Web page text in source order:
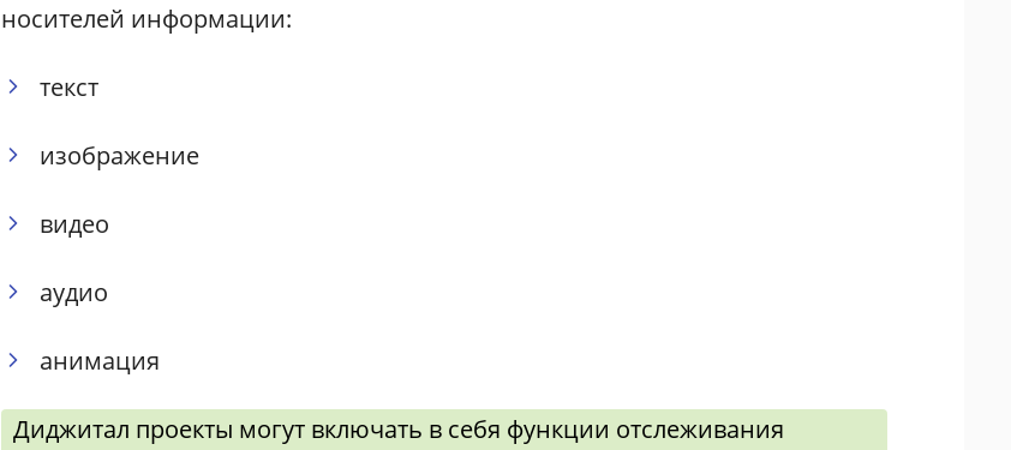
носителей информации:
текст
изображение
видео
аудио
анимация
Диджитал проекты могут включать в себя функции отслеживания